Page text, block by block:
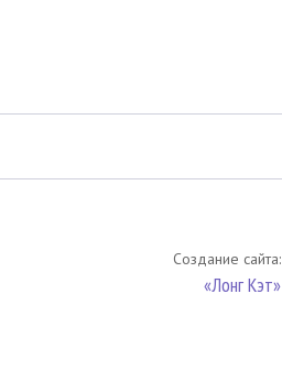
Создание сайта:
«Лонг Кэт»